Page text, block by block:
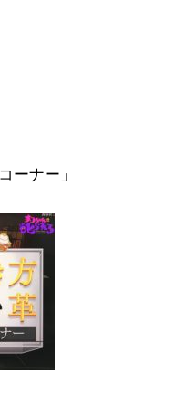
ーナー」